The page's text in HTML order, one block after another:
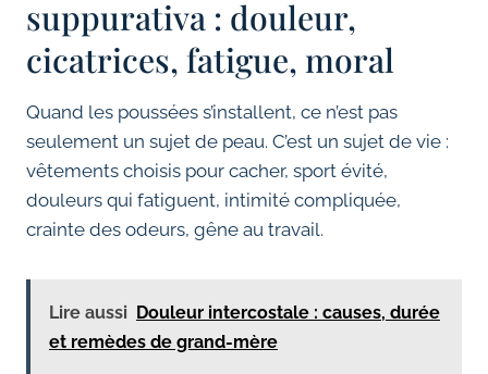
suppurativa : douleur,
cicatrices, fatigue, moral
Quand les poussées s’installent, ce n’est pas
seulement un sujet de peau. C’est un sujet de vie :
vêtements choisis pour cacher, sport évité,
douleurs qui fatiguent, intimité compliquée,
crainte des odeurs, gêne au travail.
Lire aussi Douleur intercostale : causes, durée
et remèdes de grand-mère